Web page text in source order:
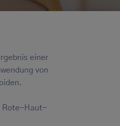
einer
von
Rote-Haut-